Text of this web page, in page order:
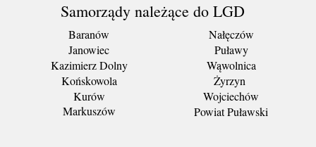
Samorządy należące do LGD
Baranów
Janowiec
Kazimierz Dolny
Końskowola
Kurów
Markuszów
Nałęczów
Puławy
Wąwolnica
Żyrzyn
Wojciechów
Powiat Puławski